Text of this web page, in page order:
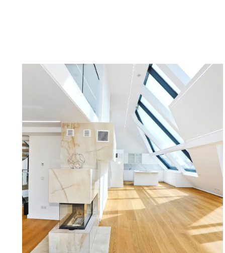
Die Galeriefläche mit ca. 23 m² öffnet sich zur
Infinity-Pool
mit 15 Terrasse on top
Edelstahl-Pool mit Glasüberlauf ca. 9 m² Größe
Grandioser Rundum-Blick über die Dächer der
Feudales Wohnen in höchster Qualität
- Exklusive Mitgliedschaft im hauseigenen Fitness-
Haus
- Großer Weinkeller zur Privatnutzung für Feiern bis
- Hauseigenes E-Auto Smart und 2 E-Bikes zur
- Digital Concierge System im Foyerbereich
Für das Penthouse Top 21 belaufen sich die
auf insgesamt € 1.802,41 inklusive Steuern.
Penthouse der Luxus-Klasse mit Ausstattungsdetails